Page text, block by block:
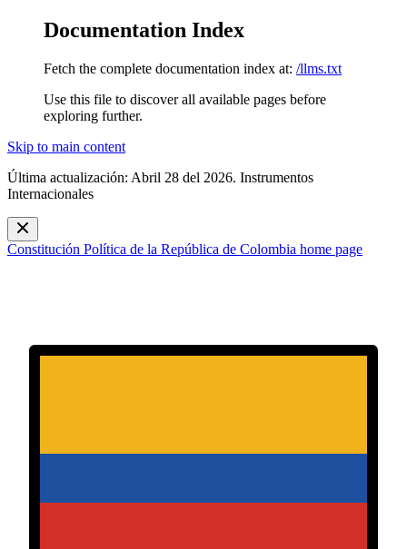
Documentation Index
Fetch the complete documentation index at: /llms.txt
Use this file to discover all available pages before
exploring further.
Skip to main content
Última actualización: Abril 28 del 2026. Instrumentos
Internacionales
Constitución Política de la República de Colombia home page